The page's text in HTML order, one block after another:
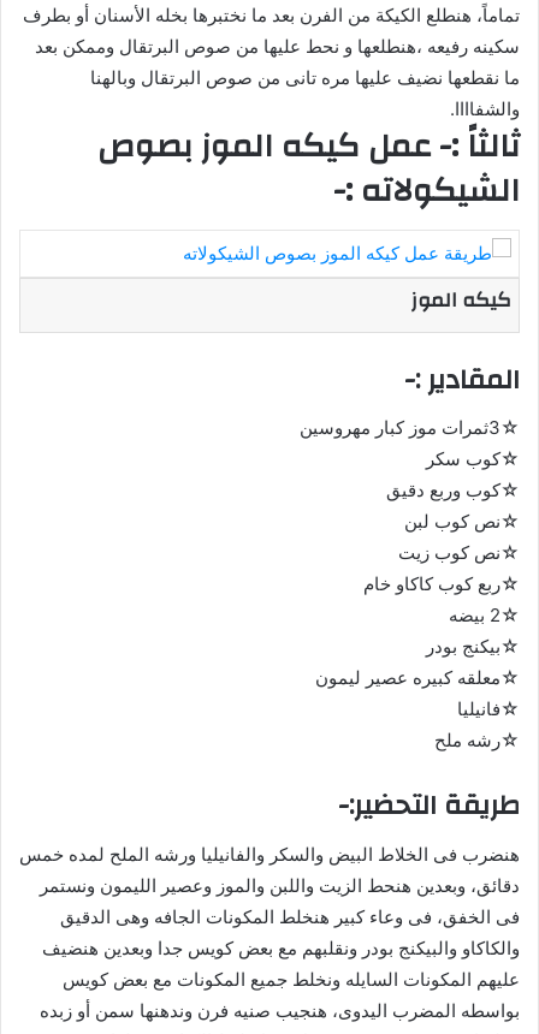
تماماً، هنطلع الكيكة من الفرن بعد ما نختبرها بخله الأسنان أو بطرف
سكينه رفيعه ،هنطلعها و نحط عليها من صوص البرتقال وممكن بعد
ما نقطعها نضيف عليها مره تانى من صوص البرتقال وبالهنا
والشفاااا.
ثالثاً :- عمل كيكه الموز بصوص
الشيكولاته :-
كيكه الموز
المقادير :-
☆3ثمرات موز كبار مهروسين
☆كوب سكر
☆كوب وربع دقيق
☆نص كوب لبن
☆نص كوب زيت
☆ربع كوب كاكاو خام
☆2 بيضه
☆بيكنج بودر
☆معلقه كبيره عصير ليمون
☆فانيليا
☆رشه ملح
طريقة التحضير:-
هنضرب فى الخلاط البيض والسكر والفانيليا ورشه الملح لمده خمس
دقائق، وبعدين هنحط الزيت واللبن والموز وعصير الليمون ونستمر
فى الخفق، فى وعاء كبير هنخلط المكونات الجافه وهى الدقيق
والكاكاو والبيكنج بودر ونقلبهم مع بعض كويس جدا وبعدين هنضيف
عليهم المكونات السايله ونخلط جميع المكونات مع بعض كويس
بواسطه المضرب اليدوى، هنجيب صنيه فرن وندهنها سمن أو زبده